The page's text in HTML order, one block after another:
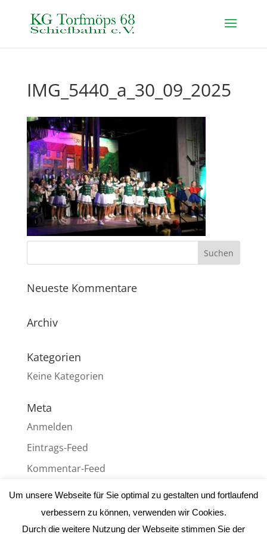
IMG_5440_a_30_09_2025
Neueste Kommentare
Archiv
Kategorien
Keine Kategorien
Meta
Anmelden
Eintrags-Feed
Kommentar-Feed
WordPress.org
Um unsere Webseite für Sie optimal zu gestalten und fortlaufend
verbessern zu können, verwenden wir Cookies.
Durch die weitere Nutzung der Webseite stimmen Sie der